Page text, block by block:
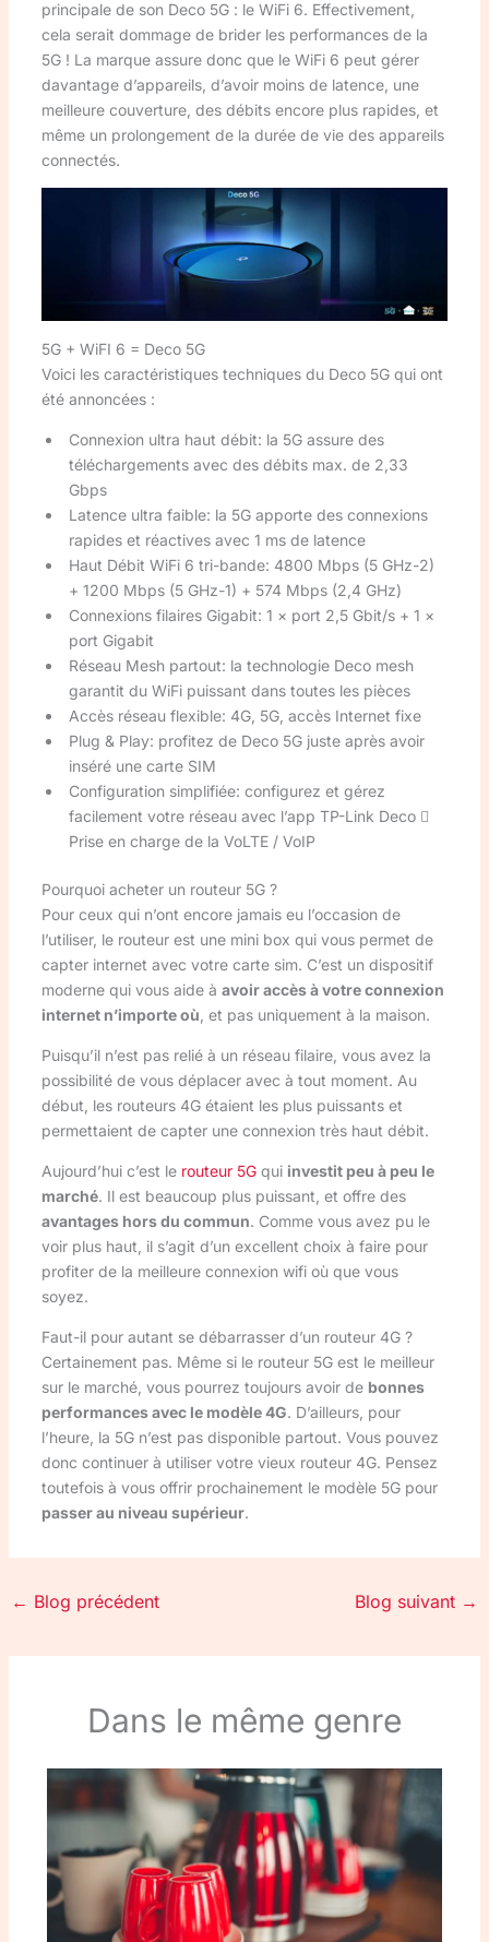
principale de son Deco 5G : le WiFi 6. Effectivement,
cela serait dommage de brider les performances de la
5G ! La marque assure donc que le WiFi 6 peut gérer
davantage d’appareils, d’avoir moins de latence, une
meilleure couverture, des débits encore plus rapides, et
même un prolongement de la durée de vie des appareils
connectés.
5G + WiFI 6 = Deco 5G
Voici les caractéristiques techniques du Deco 5G qui ont
été annoncées :
Connexion ultra haut débit: la 5G assure des
téléchargements avec des débits max. de 2,33
Gbps
Latence ultra faible: la 5G apporte des connexions
rapides et réactives avec 1 ms de latence
Haut Débit WiFi 6 tri-bande: 4800 Mbps (5 GHz-2)
+ 1200 Mbps (5 GHz-1) + 574 Mbps (2,4 GHz)
Connexions filaires Gigabit: 1 × port 2,5 Gbit/s + 1 ×
port Gigabit
Réseau Mesh partout: la technologie Deco mesh
garantit du WiFi puissant dans toutes les pièces
Accès réseau flexible: 4G, 5G, accès Internet fixe
Plug & Play: profitez de Deco 5G juste après avoir
inséré une carte SIM
Configuration simplifiée: configurez et gérez
facilement votre réseau avec l’app TP-Link Deco 
Prise en charge de la VoLTE / VoIP
Pourquoi acheter un routeur 5G ?
Pour ceux qui n’ont encore jamais eu l’occasion de
l’utiliser, le routeur est une mini box qui vous permet de
capter internet avec votre carte sim. C’est un dispositif
moderne qui vous aide à avoir accès à votre connexion
internet n’importe où , et pas uniquement à la maison.
Puisqu’il n’est pas relié à un réseau filaire, vous avez la
possibilité de vous déplacer avec à tout moment. Au
début, les routeurs 4G étaient les plus puissants et
permettaient de capter une connexion très haut débit.
Aujourd’hui c’est le routeur 5Gqui investit peu à peu le
marché. Il est beaucoup plus puissant, et offre des
avantages hors du commun. Comme vous avez pu le
voir plus haut, il s’agit d’un excellent choix à faire pour
profiter de la meilleure connexion wifi où que vous
soyez.
Faut-il pour autant se débarrasser d’un routeur 4G ?
Certainement pas. Même si le routeur 5G est le meilleur
sur le marché, vous pourrez toujours avoir de bonnes
performances avec le modèle 4G. D’ailleurs, pour
l’heure, la 5G n’est pas disponible partout. Vous pouvez
donc continuer à utiliser votre vieux routeur 4G. Pensez
toutefois à vous offrir prochainement le modèle 5G pour
passer au niveau supérieur.
← Blog précédent Blog suivant →
Dans le même genre